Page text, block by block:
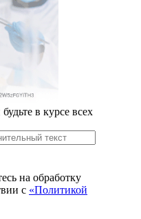
в курсе всех
на обработку
с «Политикой